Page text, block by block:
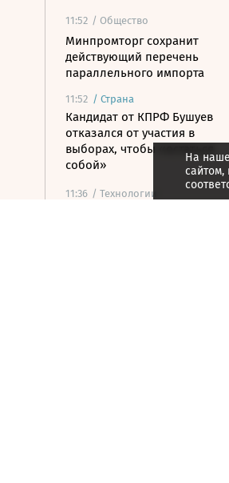
11:52 / Общество
Минпромторг сохранит
действующий перечень
параллельного импорта
11:52 / Страна
Кандидат от КПРФ Бушуев
отказался от участия в
выборах, чтобы «остаться
собой»
11:36 / Технологии
На
сайтом,